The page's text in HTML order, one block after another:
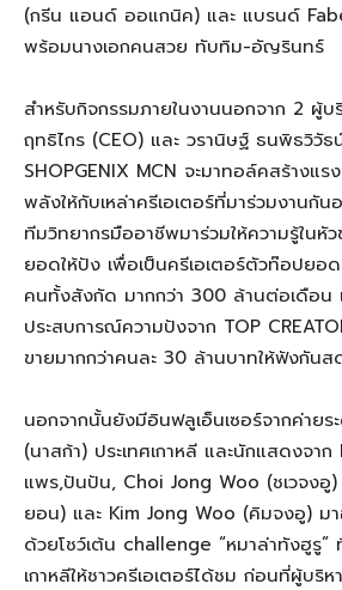
(กรีน แอนด์ ออแกนิค) และ แบรนด์
พร้อมนางเอกคนสวย ทับทิม-อัญรินทร์
สำหรับกิจกรรมภายในงานนอกจาก 2 ผู้บ
ฤทธิไกร (CEO) และ วรานิษฐ์ ธนพิธวิวัธ
SHOPGENIX MCN จะมาทอล์คสร้างแ
พลังให้กับเหล่าครีเอเตอร์ที่มาร่วมงานกั
ทีมวิทยากรมืออาชีพมาร่วมให้ความรู้ในหั
ยอดให้ปัง เพื่อเป็นครีเอเตอร์ตัวท๊อปยอด
คนทั้งสังกัด มากกว่า 300 ล้านต่อเดือน
ประสบการณ์ความปังจาก TOP
ขายมากกว่าคนละ 30 ล้านบาทให้ฟังกันส
นอกจากนั้นยังมีอินฟลูเอ็นเซอร์จากค่ายร
(นาสก้า) ประเทศเกาหลี และนักแสดงจาก
แพร,ปันปัน, Choi Jong Woo (ชเวจงอู)
ยอน) และ Kim Jong Woo (คิมจงอู) มา
ด้วยโชว์เต้น challenge “หมาลาทงฮร”
เกาหลีให้ชาวครีเอเตอร์ได้ชม ก่อนที่ผู้บริห